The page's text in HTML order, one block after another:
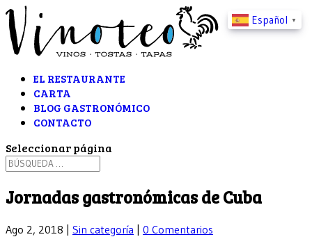
EL RESTAURANTE
CARTA
BLOG GASTRONÓMICO
CONTACTO
Seleccionar página
Jornadas gastronómicas de Cuba
Ago 2, 2018 | Sin categoría | 0 Comentarios
Español ▼